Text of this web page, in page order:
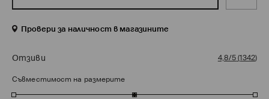
Провери за наличност в магазините
Отзиви 4,8/5(1342)
Съвместимост на размерите